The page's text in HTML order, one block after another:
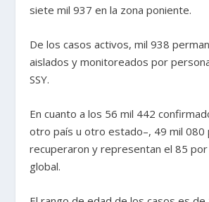
siete mil 937 en la zona poniente.
De los casos activos, mil 938
aislados y monitoreados por
SSY.
En cuanto a los 56 mil 442
otro país u otro estado–, 49 mil 080
recuperaron y representan el 85
global.